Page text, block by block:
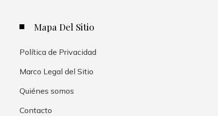
Mapa Del Sitio
Política de Privacidad
Marco Legal del Sitio
Quiénes somos
Contacto